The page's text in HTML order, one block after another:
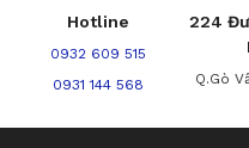
Hotline
0932 609 515
0931 144 568
224
Q.Gò